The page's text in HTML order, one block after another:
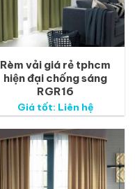
Rèm vải giá rẻ tphcm
hiện đại chống sáng
RGR16
Giá tốt: Liên hệ